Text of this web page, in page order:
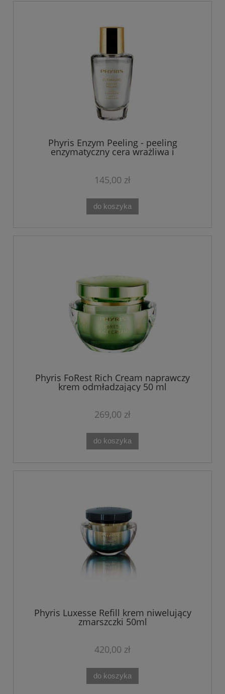
Phyris Enzym Peeling - peeling
enzymatyczny cera wrażliwa i
naczynkowa 30g
145,00 zł
do koszyka
Phyris FoRest Rich Cream naprawczy
krem odmładzający 50 ml
269,00 zł
do koszyka
Phyris Luxesse Refill krem niwelujący
zmarszczki 50ml
420,00 zł
do koszyka